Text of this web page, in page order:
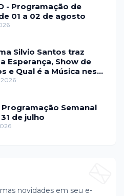
- Programação de
01 a 02 de agosto
Silvio Santos traz
Esperança, Show de
e Qual é a Música neste
(2)
2026
Programação Semanal
de julho
novidades em seu e-